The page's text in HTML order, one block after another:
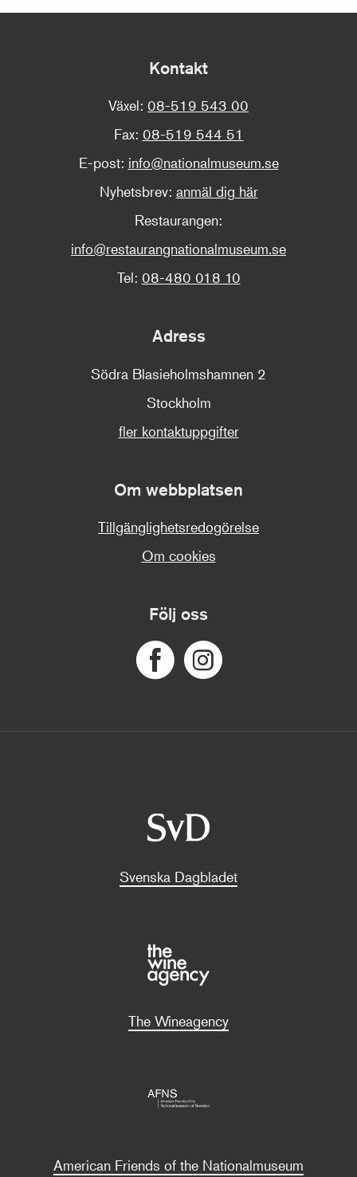
Kontakt
Växel: 08-519 543 00
Fax: 08-519 544 51
E-post: info@nationalmuseum.se
Nyhetsbrev: anmäl dig här
Restaurangen:
info@restaurangnationalmuseum.se
Tel: 08-480 018 10
Adress
Södra Blasieholmshamnen 2
Stockholm
fler kontaktuppgifter
Om webbplatsen
Tillgänglighetsredogörelse
Om cookies
Följ oss
Svenska Dagbladet
The Wineagency
American Friends of the Nationalmuseum